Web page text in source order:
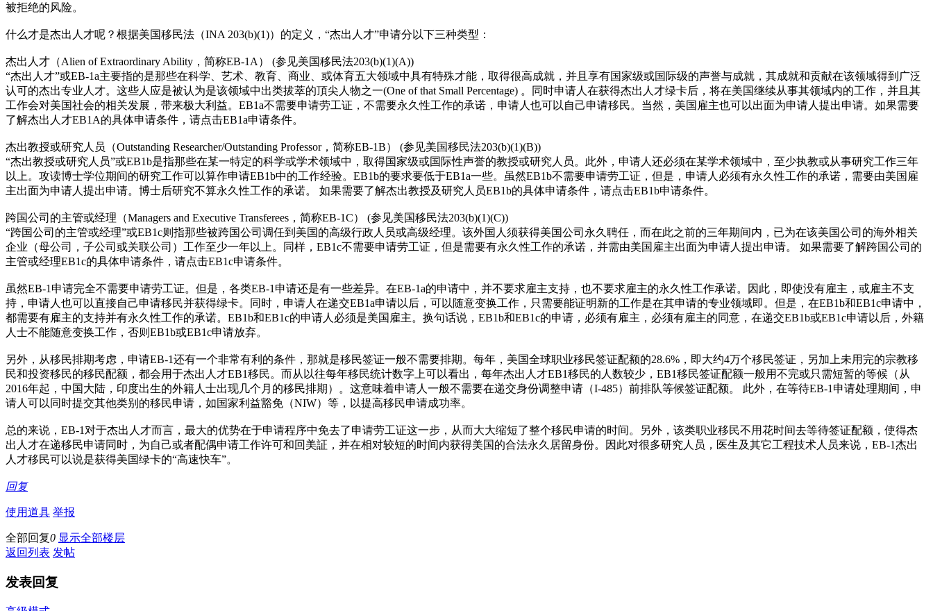
被拒绝的风险。
什么才是杰出人才呢？根据美国移民法（INA 203(b)(1)）的定义，“杰出人才”申请分以下三种类型：
杰出人才（Alien of Extraordinary Ability，简称EB-1A） (参见美国移民法203(b)(1)(A))
“杰出人才”或EB-1a主要指的是那些在科学、艺术、教育、商业、或体育五大领域中具有特殊才能，取得很高成就，并且享有国家级或国际级的声誉与成就，其成就和贡献在该领域得到广泛
认可的杰出专业人才。这些人应是被认为是该领域中出类拔萃的頂尖人物之一(One of that Small Percentage) 。同时申请人在获得杰出人才绿卡后，将在美国继续从事其领域内的工作，并且其
工作会对美国社会的相关发展，带来极大利益。EB1a不需要申请劳工证，不需要永久性工作的承诺，申请人也可以自己申请移民。当然，美国雇主也可以出面为申请人提出申请。如果需要
了解杰出人才EB1A的具体申请条件，请点击EB1a申请条件。
杰出教授或研究人员（Outstanding Researcher/Outstanding Professor，简称EB-1B） (参见美国移民法203(b)(1)(B))
“杰出教授或研究人员”或EB1b是指那些在某一特定的科学或学术领域中，取得国家级或国际性声誉的教授或研究人员。此外，申请人还必须在某学术领域中，至少执教或从事研究工作三年
以上。攻读博士学位期间的研究工作可以算作申请EB1b中的工作经验。EB1b的要求要低于EB1a一些。虽然EB1b不需要申请劳工证，但是，申请人必须有永久性工作的承诺，需要由美国雇
主出面为申请人提出申请。博士后研究不算永久性工作的承诺。 如果需要了解杰出教授及研究人员EB1b的具体申请条件，请点击EB1b申请条件。
跨国公司的主管或经理（Managers and Executive Transferees，简称EB-1C） (参见美国移民法203(b)(1)(C))
“跨国公司的主管或经理”或EB1c则指那些被跨国公司调任到美国的高级行政人员或高级经理。该外国人须获得美国公司永久聘任，而在此之前的三年期间内，已为在该美国公司的海外相关
企业（母公司，子公司或关联公司）工作至少一年以上。同样，EB1c不需要申请劳工证，但是需要有永久性工作的承诺，并需由美国雇主出面为申请人提出申请。 如果需要了解跨国公司的
主管或经理EB1c的具体申请条件，请点击EB1c申请条件。
虽然EB-1申请完全不需要申请劳工证。但是，各类EB-1申请还是有一些差异。在EB-1a的申请中，并不要求雇主支持，也不要求雇主的永久性工作承诺。因此，即使没有雇主，或雇主不支
持，申请人也可以直接自己申请移民并获得绿卡。同时，申请人在递交EB1a申请以后，可以随意变换工作，只需要能证明新的工作是在其申请的专业领域即。但是，在EB1b和EB1c申请中，
都需要有雇主的支持并有永久性工作的承诺。EB1b和EB1c的申请人必须是美国雇主。换句话说，EB1b和EB1c的申请，必须有雇主，必须有雇主的同意，在递交EB1b或EB1c申请以后，外籍
人士不能随意变换工作，否则EB1b或EB1c申请放弃。
另外，从移民排期考虑，申请EB-1还有一个非常有利的条件，那就是移民签证一般不需要排期。每年，美国全球职业移民签证配额的28.6%，即大约4万个移民签证，另加上未用完的宗教移
民和投资移民的移民配额，都会用于杰出人才EB1移民。而从以往每年移民统计数字上可以看出，每年杰出人才EB1移民的人数较少，EB1移民签证配额一般用不完或只需短暂的等候（从
2016年起，中国大陆，印度出生的外籍人士出现几个月的移民排期）。这意味着申请人一般不需要在递交身份调整申请（I-485）前排队等候签证配额。 此外，在等待EB-1申请处理期间，申
请人可以同时提交其他类别的移民申请，如国家利益豁免（NIW）等，以提高移民申请成功率。
总的来说，EB-1对于杰出人才而言，最大的优势在于申请程序中免去了申请劳工证这一步，从而大大缩短了整个移民申请的时间。另外，该类职业移民不用花时间去等待签证配额，使得杰
出人才在递移民申请同时，为自己或者配偶申请工作许可和回美証，并在相对较短的时间内获得美国的合法永久居留身份。因此对很多研究人员，医生及其它工程技术人员来说，EB-1杰出
人才移民可以说是获得美国绿卡的“高速快车”。
回复
使用道具 举报
全部回复0 显示全部楼层
返回列表 发帖
发表回复